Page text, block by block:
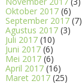
Oktober 2017(6)
September 2017(7)
Agustus 2017(3)
Juli 2017(10)
Juni 2017(6)
Mei 2017(6)
April 2017(16)
Maret 2017(25)